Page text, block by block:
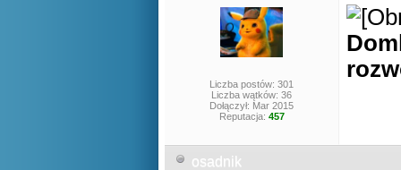
Liczba postów: 301
Liczba wątków: 36
Dołączył: Mar 2015
Reputacja: 457
osadnik